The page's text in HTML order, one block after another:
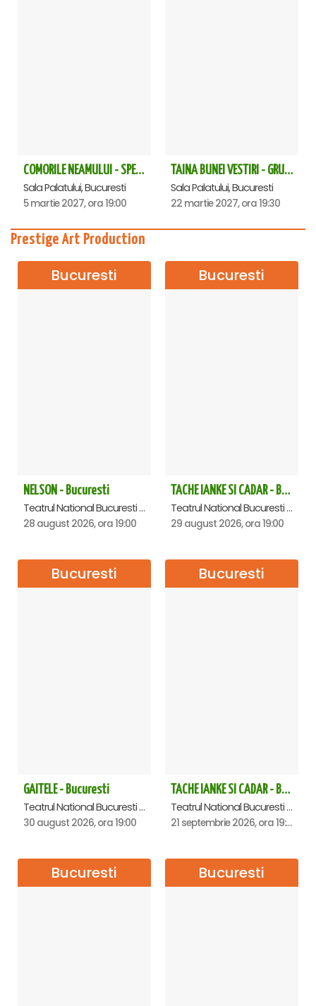
COMORILE NEAMULUI - SPECTACOL EXTRAORDINAR - Sala Palatului
Sala Palatului, Bucuresti
5 martie 2027, ora 19:00
TAINA BUNEI VESTIRI - GRUPUL PSALTIC TRONOS la Sala Palatului
Sala Palatului, Bucuresti
22 martie 2027, ora 19:30
Prestige Art Production
Bucuresti
NELSON - Bucuresti
Teatrul National Bucuresti - Sala Ion Caramitru, Bucuresti
28 august 2026, ora 19:00
Bucuresti
TACHE IANKE SI CADAR - Bucuresti
Teatrul National Bucuresti - Sala Ion Caramitru, Bucuresti
29 august 2026, ora 19:00
Bucuresti
GAITELE - Bucuresti
Teatrul National Bucuresti - Sala Ion Caramitru, Bucuresti
30 august 2026, ora 19:00
Bucuresti
TACHE IANKE SI CADAR - Bucuresti
Teatrul National Bucuresti - Sala Ion Caramitru, Bucuresti
21 septembrie 2026, ora 19:00
Bucuresti Bucuresti